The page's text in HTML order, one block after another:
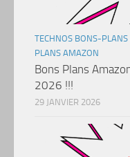
TECHNOS BONS-PLANS
PLANS AMAZON
Bons Plans
2026 !!!
29 JANVIER 2026